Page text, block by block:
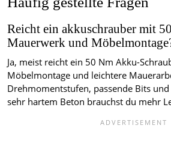
Reicht ein akkuschrauber mit
Mauerwerk und
Ja, meist reicht ein 50 Nm Akku-
Möbelmontage und leichtere
Drehmomentstufen, passende Bits
sehr hartem Beton brauchst du mehr